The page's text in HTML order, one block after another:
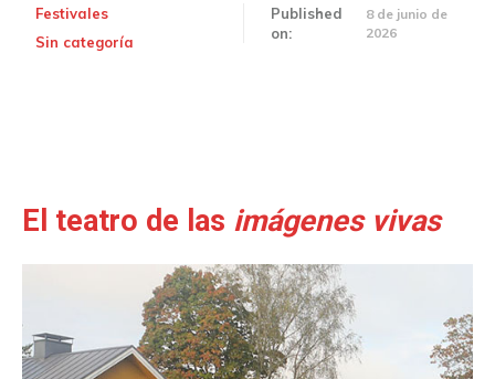
Festivales
Sin categoría
Published
on:
8 de junio de
2026
El teatro de las imágenes vivas